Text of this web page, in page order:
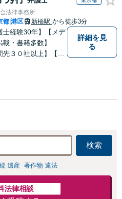
法律事務所
都 港区 新橋駅 から徒歩3分
士経験30年】【メデ
載・書籍多数】
先３０社以上】【相
詳細を見
る
検索
遺産 著作物 違法
法律相談